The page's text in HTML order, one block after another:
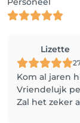
Lizette
Kom al jaren
Vriendelujk
Zal het zeker